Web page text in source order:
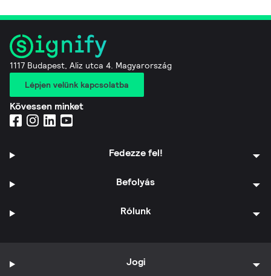
1117 Budapest, Aliz utca 4. Magyarország
Lépjen velünk kapcsolatba
Kövessen minket
Fedezze fel!
Befolyás
Rólunk
Jogi